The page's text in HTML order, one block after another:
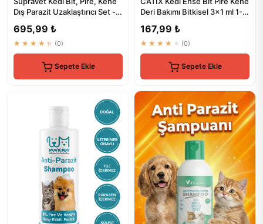
Dış Parazit Uzaklaştırıcı Set -
695,99 ₺
★★★★★ (0)
Sepete Ekle
Deri Bakımı Bitkisel 3x1 ml 1-5
167,99 ₺
★★★★★ (0)
Sepete Ekle